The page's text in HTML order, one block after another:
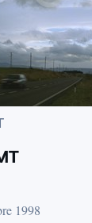
1998